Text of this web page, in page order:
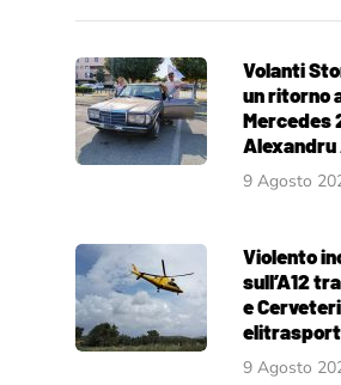
Volanti
un ritorno
Mercedes
Alexandru
9 Agosto
Violento
sull’A12
e
9 Agosto